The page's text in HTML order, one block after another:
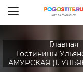
Главная
Гостиницы
АМУРСКАЯ (Г.